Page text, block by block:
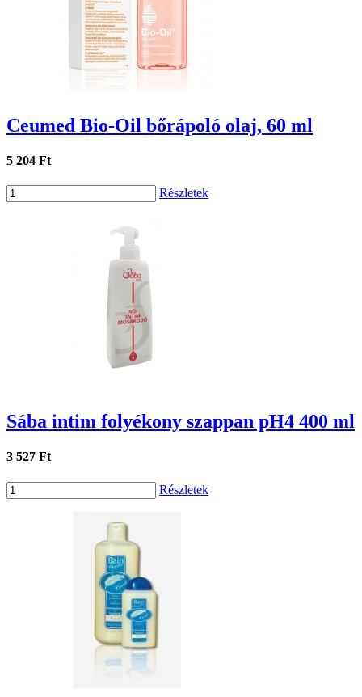
Ceumed Bio-Oil bőrápoló olaj, 60 ml
5 204 Ft
Részletek
Sába intim folyékony szappan pH4 400 ml
3 527 Ft
Részletek